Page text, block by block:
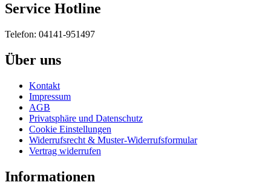
Service Hotline
Telefon: 04141-951497
Über uns
Kontakt
Impressum
AGB
Privatsphäre und Datenschutz
Cookie Einstellungen
Widerrufsrecht & Muster-Widerrufsformular
Vertrag widerrufen
Informationen